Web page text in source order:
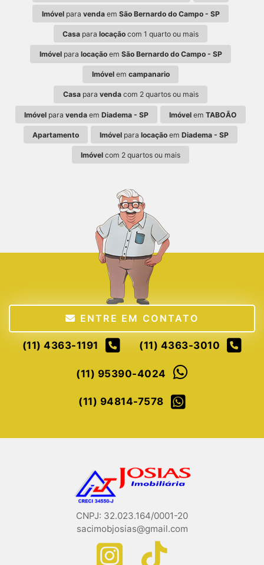
Imóvelpara vendaem São Bernardo do Campo - SP
Casa para locação com 1 quarto ou mais
Imóvelpara locaçãoem São Bernardo do Campo - SP
Imóvelem campanario
Casapara vendacom 2 quartos ou mais
Imóvelpara vendaem Diadema - SP Imóvel emTABOÃO
Apartamento Imóvel paralocação emDiadema - SP
Imóvel com 2 quartos ou mais
ENTRE EM CONTATO
(11) 4363-1191 (11) 4363-3010
(11) 95390-4024
(11) 94814-7578
CNPJ: 32.023.164/0001-20
sacimobjosias@gmail.com